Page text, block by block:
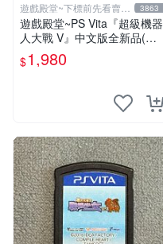
遊戲殿堂~下標前先看賣場
關於我
3863
遊戲殿堂~PS Vita『超級機器
人大戰 V』中文版全新品(內
含首批限定特典)
$1,980